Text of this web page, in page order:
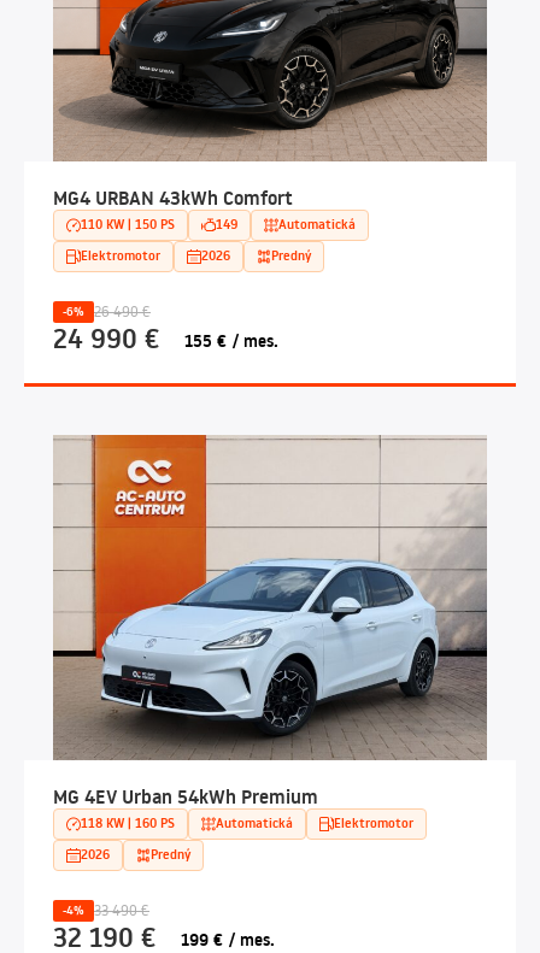
MG4 URBAN 43kWh Comfort
110 KW | 150 PS 149
Automatická
Elektromotor
2026 Predný
-6% 26 490 €
24 990 € 155 € / mes.
MG 4EV Urban 54kWh Premium
118 KW | 160 PS Automatická
Elektromotor
2026
Predný
-4% 33 490 €
32 190 € 199 € / mes.